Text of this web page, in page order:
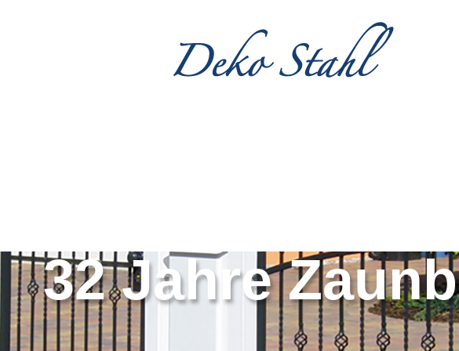
32 Jahre